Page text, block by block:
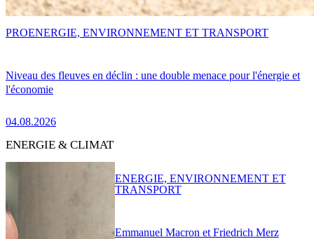
Niveau des fleuves en déclin : une double menace pour l'énergie et
l'économie
04.08.2026
PROENERGIE, ENVIRONNEMENT ET TRANSPORT
ENERGIE & CLIMAT
Emmanuel Macron et Friedrich Merz
ENERGIE, ENVIRONNEMENT ET
TRANSPORT